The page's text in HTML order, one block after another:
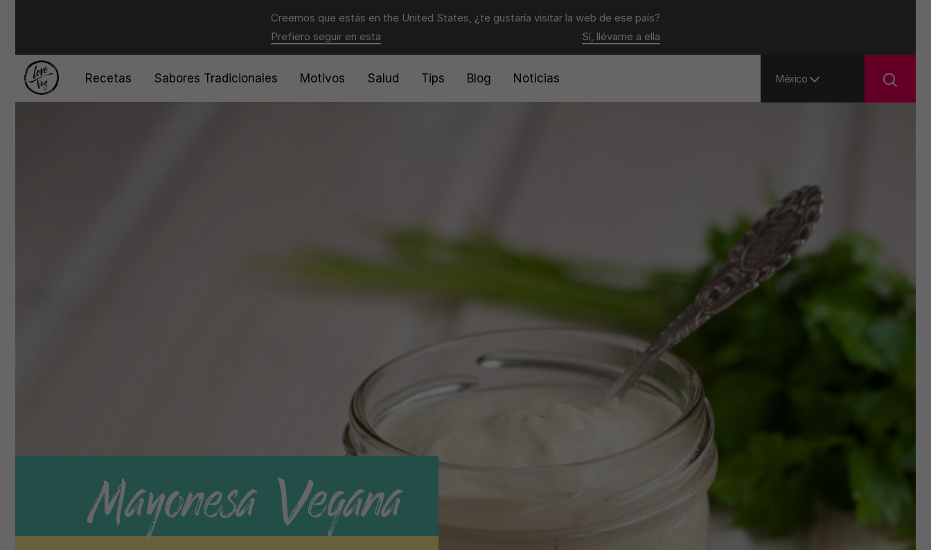
Creemos que estás en the United States, ¿te gustaría visitar la web de ese país?
Prefiero seguir en esta
Sí, llévame a ella
Recetas Sabores Tradicionales Motivos Salud Tips Blog Noticias México
Mayonesa Vegana